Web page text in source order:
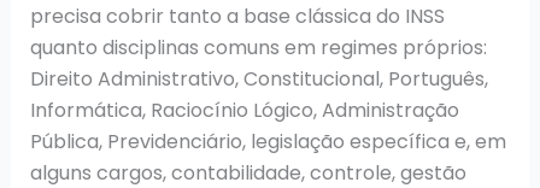
precisa cobrir tanto a base clássica do INSS
quanto disciplinas comuns em regimes próprios:
Direito Administrativo, Constitucional, Português,
Informática, Raciocínio Lógico, Administração
Pública, Previdenciário, legislação específica e, em
alguns cargos, contabilidade, controle, gestão